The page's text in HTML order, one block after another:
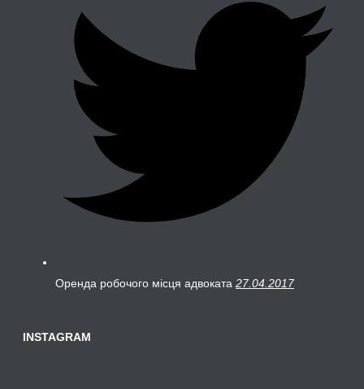
Оренда робочого місця адвоката27.04.2017
INSTAGRAM